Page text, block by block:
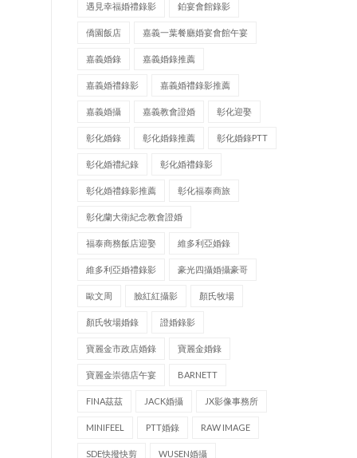
遇見幸福婚禮錄影 鉑宴會館錄影
僑園飯店 嘉義一葉餐廳婚宴會館午宴
嘉義婚錄 嘉義婚錄推薦
嘉義婚禮錄影 嘉義婚禮錄影推薦
嘉義婚攝 嘉義教會證婚 彰化迎娶
彰化婚錄 彰化婚錄推薦 彰化婚錄PTT
彰化婚禮紀錄 彰化婚禮錄影
彰化婚禮錄影推薦 彰化福泰商旅
彰化蘭大衛紀念教會證婚
福泰商務飯店迎娶 維多利亞婚錄
維多利亞婚禮錄影 豪光四攝婚攝豪哥
歐文周 臉紅紅攝影 顏氏牧場
顏氏牧場婚錄 證婚錄影
寶麗金市政店婚錄 寶麗金婚錄
寶麗金崇德店午宴 BARNETT
FINA茲茲 JACK婚攝 JX影像事務所
MINIFEEL PTT婚錄 RAW IMAGE
SDE快撥快剪 WUSEN婚攝